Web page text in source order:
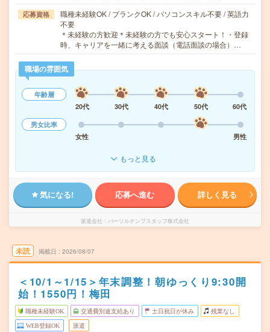
応募資格
職種未経験OK / ブランクOK / パソコンスキル不要 / 英語力
不要
＊未経験の方歓迎＊未経験の方でも安心スタート！・登録
時、キャリアを一緒に考える面談（電話面談の場合）…
職場の雰囲気
年齢層
20代
30代 40代 50代
60代
男女比率
女性
男性
もっと見る
気になる! 応募へ進む 詳しく見る
派遣会社 パーソルテンプスタッフ株式会社
未読 掲載日 2026/08/07
＜10/1～1/15＞年末調整！朝ゆっくり9:30開
始！1550円！梅田
職種未経験OK 交通費別途支給あり 土日祝日が休み 残業なし
WEB登録OK 派遣